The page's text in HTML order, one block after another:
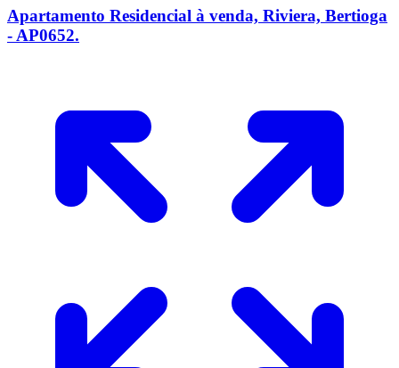
Apartamento Residencial à venda, Riviera, Bertioga
- AP0652.